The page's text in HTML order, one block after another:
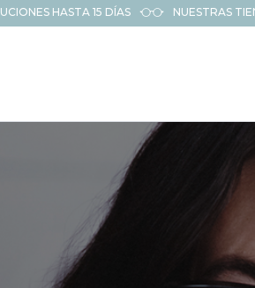
HASTA 15 DÍAS NUESTRAS